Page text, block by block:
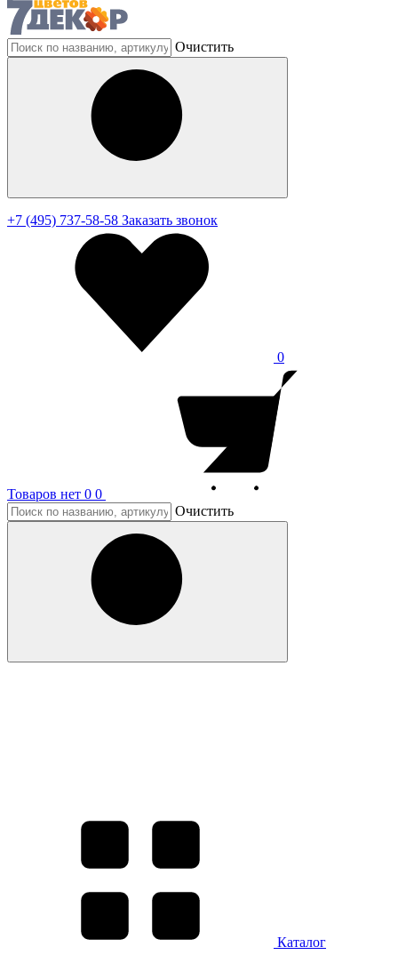
Очистить
+7 (495) 737-58-58 Заказать звонок
0
Товаров нет 0 0
Очистить
Каталог